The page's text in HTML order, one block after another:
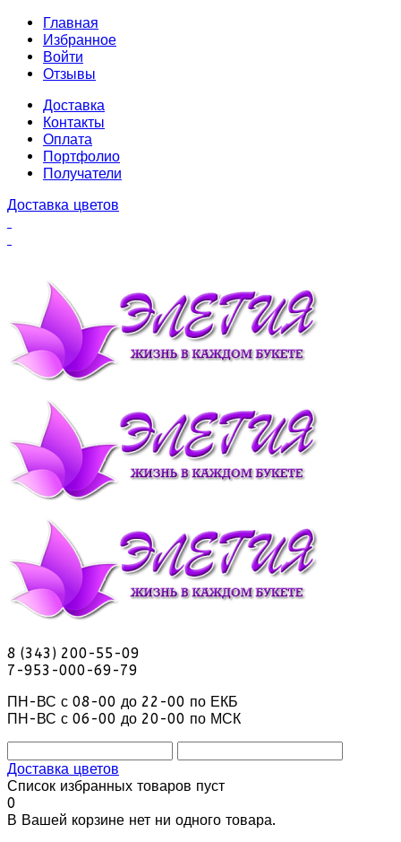
Главная
Избранное
Войти
Отзывы
Доставка
Контакты
Оплата
Портфолио
Получатели
Доставка цветов
8 (343) 200-55-09
7-953-000-69-79
ПН-ВС с 08-00 до 22-00 по ЕКБ
ПН-ВС с 06-00 до 20-00 по МСК
Доставка цветов
Список избранных товаров пуст
0
В Вашей корзине нет ни одного товара.